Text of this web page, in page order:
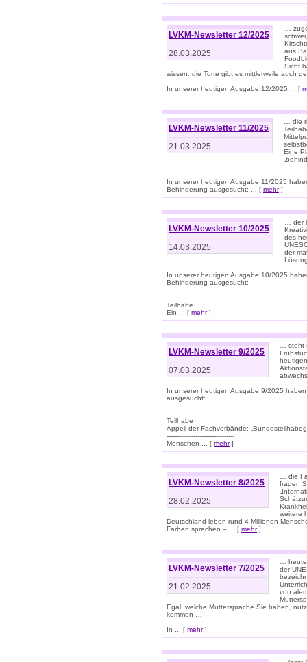
LVKM-Newsletter 12/2025
28.03.2025
…
aus
Sicht
wissen: die Torte gibt es mittlerweile auch
In unserer heutigen Ausgabe 12/2025 ... [
LVKM-Newsletter 11/2025
21.03.2025
… die
Eine
In unserer heutigen Ausgabe 11/2025
Behinderung ausgesucht: ... [ mehr]
LVKM-Newsletter 10/2025
14.03.2025
… der
des
der
In unserer heutigen Ausgabe 10/2025
Behinderung ausgesucht:
Teilhabe
Ein ... [ mehr]
LVKM-Newsletter 9/2025
07.03.2025
… steht
In unserer heutigen Ausgabe 9/2025
ausgesucht:
Teilhabe
Appell der Fachverbände:
---------------------------------
Menschen ... [ mehr]
LVKM-Newsletter 8/2025
28.02.2025
… die
fragen
weitere
Deutschland leben rund 4 Millionen
Farben sprechen – ... [ mehr]
LVKM-Newsletter 7/2025
21.02.2025
…
der
von
Egal, welche Muttersprache Sie haben,
kommen …
In ... [ mehr]